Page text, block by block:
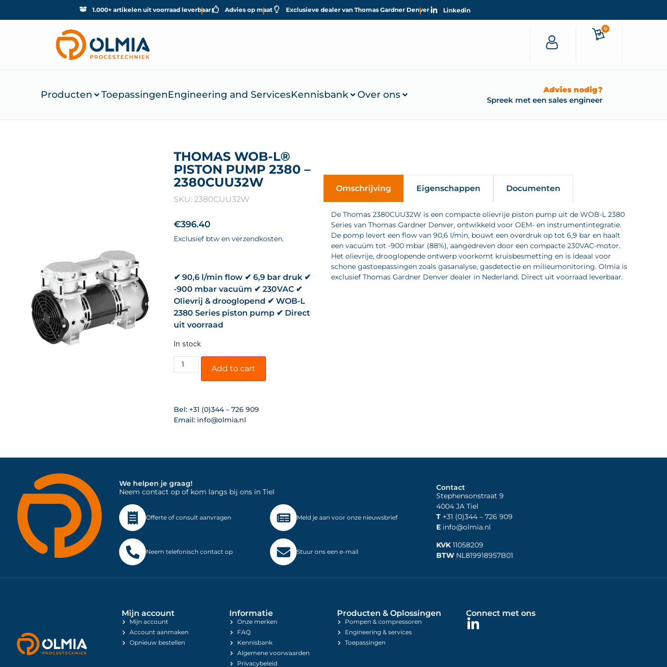
1.000+ artikelen uit voorraad leverbaar Advies op maat Exclusieve dealer van Thomas Gardner Denver Linkedin
0
Producten ToepassingenEngineering and ServicesKennisbank Over ons
Advies nodig?
Spreek met een sales engineer
THOMAS WOB-L®
PISTON PUMP 2380 –
2380CUU32W
SKU: 2380CUU32W
€396.40
Exclusief btw en verzendkosten.
✔ 90,6 l/min flow ✔ 6,9 bar druk ✔
-900 mbar vacuüm ✔ 230VAC ✔
Olievrij & drooglopend ✔ WOB-L
2380 Series piston pump ✔ Direct
uit voorraad
In stock
Add to cart
Bel: +31 (0)344 – 726 909
Email: info@olmia.nl
Omschrijving Eigenschappen Documenten
De Thomas 2380CUU32W is een compacte olievrije piston pump uit de WOB-L 2380
Series van Thomas Gardner Denver, ontwikkeld voor OEM- en instrumentintegratie.
De pomp levert een flow van 90,6 l/min, bouwt een overdruk op tot 6,9 bar en haalt
een vacuüm tot -900 mbar (88%), aangedreven door een compacte 230VAC-motor.
Het olievrije, drooglopende ontwerp voorkomt kruisbesmetting en is ideaal voor
schone gastoepassingen zoals gasanalyse, gasdetectie en milieumonitoring. Olmia is
exclusief Thomas Gardner Denver dealer in Nederland. Direct uit voorraad leverbaar.
We helpen je graag!
Neem contact op of kom langs bij ons in Tiel
Offerte of consult aanvragen
Neem telefonisch contact op
Meld je aan voor onze nieuwsbrief
Stuur ons een e-mail
Contact
Stephensonstraat 9
4004 JA Tiel
T+31 (0)344– 726 909
Einfo@olmia.nl
KVK11058209
BTWNL819918957B01
Mijn account
Mijn account
Account aanmaken
Opnieuw bestellen
Informatie
Onze merken
FAQ
Kennisbank
Algemene voorwaarden
Privacybeleid
Producten & Oplossingen
Pompen & compressoren
Engineering & services
Toepassingen
Connect met ons